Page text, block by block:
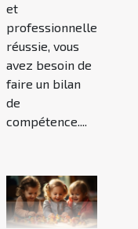
et
professionnelle
réussie, vous
avez besoin de
faire un bilan
de
compétence....